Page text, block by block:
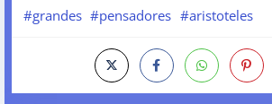
#grandes #pensadores #aristoteles